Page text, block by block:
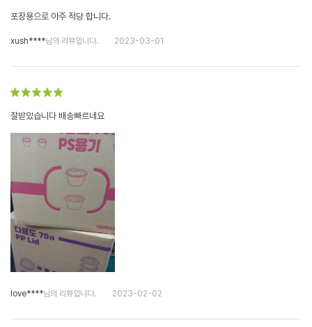
포장용으로 아주 적당 합니다.
xush****님의 리뷰입니다. 2023-03-01
잘받았습니다 배송빠르네요
love****님의 리뷰입니다. 2023-02-02